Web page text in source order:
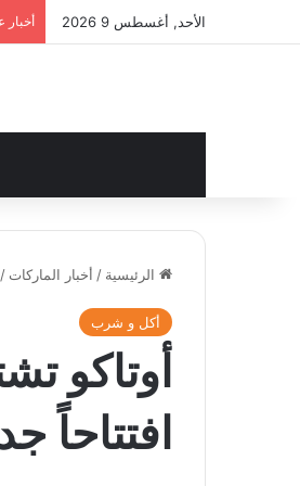
الأحد, أغسطس 9 2026 أخبار
الرئيسية / أخبار الماركات /
أكل و شرب
افتتاحاً